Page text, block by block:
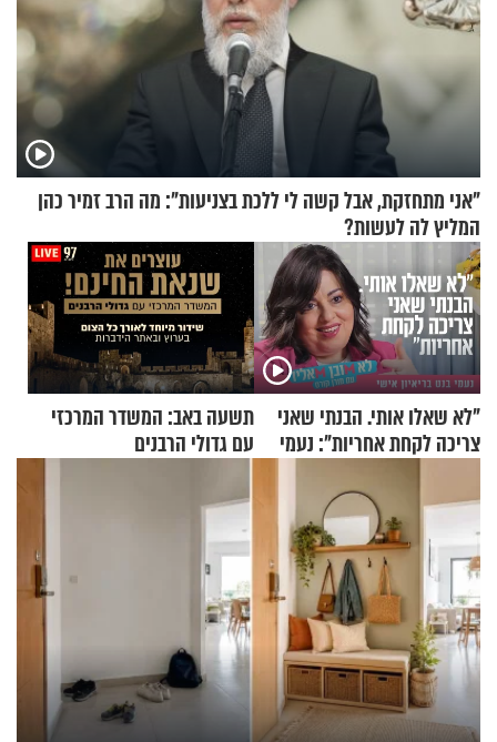
"אני מתחזקת, אבל קשה לי ללכת בצניעות": מה הרב זמיר כהן
המליץ לה לעשות?
"לא שאלו אותי. הבנתי שאני
צריכה לקחת אחריות": נעמי
תשעה באב: המשדר המרכזי
עם גדולי הרבנים